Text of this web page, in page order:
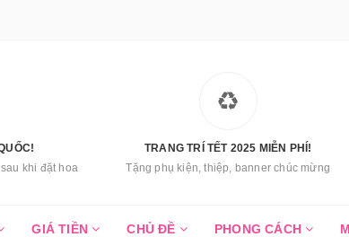
khi đặt hoa
TRANG TRÍ TẾT 2025 MIỄN PHÍ!
Tặng phụ kiện, thiệp, banner chúc mừng
GIÁ TIỀN CHỦ ĐỀ PHONG CÁCH